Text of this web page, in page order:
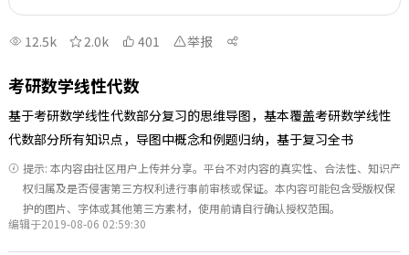
12.5k 2.0k 401 举报
考研数学线性代数
基于考研数学线性代数部分复习的思维导图，基本覆盖考研数学线性
代数部分所有知识点，导图中概念和例题归纳，基于复习全书
提示: 本内容由社区用户上传并分享。平台不对内容的真实性、合法性、知识产
权归属及是否侵害第三方权利进行事前审核或保证。本内容可能包含受版权保
护的图片、字体或其他第三方素材，使用前请自行确认授权范围。
编辑于2019-08-06 02:59:30